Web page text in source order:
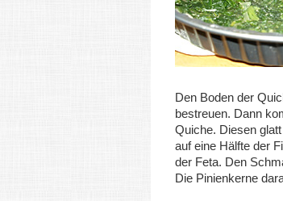
Den Boden der
bestreuen. Dann
Quiche. Diesen
auf eine Hälfte der
der Feta. Den
Die Pinienkerne